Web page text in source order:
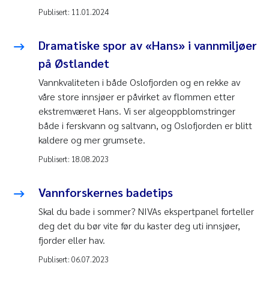
Publisert: 11.01.2024
Dramatiske spor av «Hans» i vannmiljøer
på Østlandet
Vannkvaliteten i både Oslofjorden og en rekke av
våre store innsjøer er påvirket av flommen etter
ekstremværet Hans. Vi ser algeoppblomstringer
både i ferskvann og saltvann, og Oslofjorden er blitt
kaldere og mer grumsete.
Publisert: 18.08.2023
Vannforskernes badetips
Skal du bade i sommer? NIVAs ekspertpanel forteller
deg det du bør vite før du kaster deg uti innsjøer,
fjorder eller hav.
Publisert: 06.07.2023